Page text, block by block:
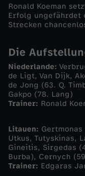
e
i
e
d
e
r
Ronald Koeman
Erfolg ungefährdet
Strecken
Die
Niederlande:
de Ligt, Van Dijk,
de Jong (63. Q.
Gakpo (78. Lang)
Trainer: Ronald
Litauen:
Utkus, Tutyskinas,
Gineitis, Sirgedas
Burba), Cernych
Trainer: Edgaras